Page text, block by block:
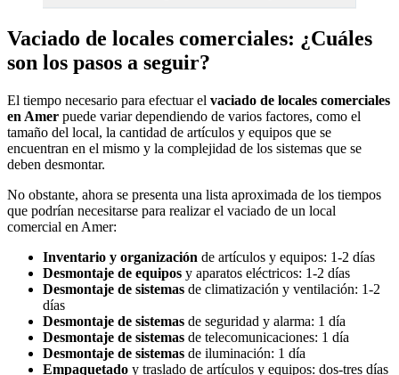
Vaciado de locales comerciales: ¿Cuáles
son los pasos a seguir?
El tiempo necesario para efectuar el vaciado de locales comerciales
en Amer puede variar dependiendo de varios factores, como el
tamaño del local, la cantidad de artículos y equipos que se
encuentran en el mismo y la complejidad de los sistemas que se
deben desmontar.
No obstante, ahora se presenta una lista aproximada de los tiempos
que podrían necesitarse para realizar el vaciado de un local
comercial en Amer:
Inventario y organización de artículos y equipos: 1-2 días
Desmontaje de equipos y aparatos eléctricos: 1-2 días
Desmontaje de sistemas de climatización y ventilación: 1-2
días
Desmontaje de sistemas de seguridad y alarma: 1 día
Desmontaje de sistemas de telecomunicaciones: 1 día
Desmontaje de sistemas de iluminación: 1 día
Empaquetado y traslado de artículos y equipos: dos-tres días